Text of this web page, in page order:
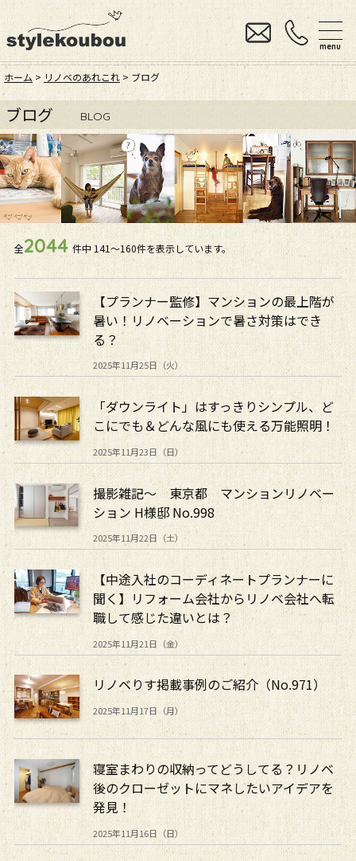
menu
ホーム > リノベのあれこれ > ブログ
ブログ BLOG
全2044 件中 141〜160件を表示しています。
【プランナー監修】マンションの最上階が
暑い！リノベーションで暑さ対策はでき
る？
2025年11月25日（火）
「ダウンライト」はすっきりシンプル、ど
こにでも＆どんな風にも使える万能照明！
2025年11月23日（日）
撮影雑記～ 東京都 マンションリノベー
ション H様邸 No.998
2025年11月22日（土）
【中途入社のコーディネートプランナーに
聞く】リフォーム会社からリノベ会社へ転
職して感じた違いとは？
2025年11月21日（金）
リノベりす掲載事例のご紹介（No.971）
2025年11月17日（月）
寝室まわりの収納ってどうしてる？リノベ
後のクローゼットにマネしたいアイデアを
発見！
2025年11月16日（日）